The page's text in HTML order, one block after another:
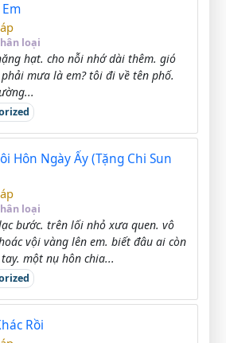
loại
hạt. cho nỗi nhớ dài thêm. gió
mưa là em? tôi đi về tên phố.
Hôn Ngày Ấy (Tặng Chi Sun
loại
bước. trên lối nhỏ xưa quen. vô
vội vàng lên em. biết đâu ai còn
một nụ hôn chia...
Rồi